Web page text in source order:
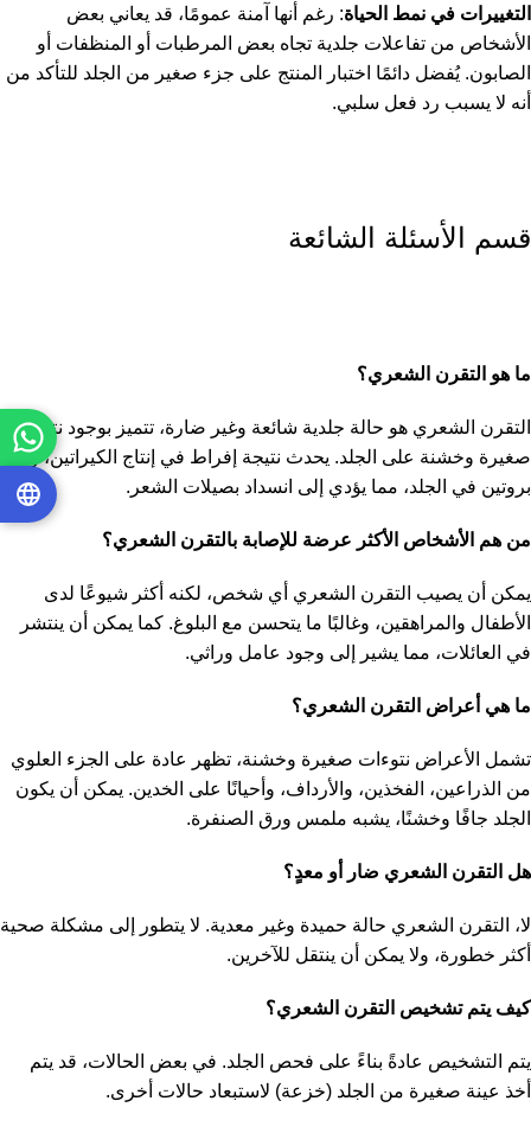
التغييرات في نمط الحياة: رغم أنها آمنة عمومًا، قد يعاني بعض
الأشخاص من تفاعلات جلدية تجاه بعض المرطبات أو المنظفات أو
الصابون. يُفضل دائمًا اختبار المنتج على جزء صغير من الجلد للتأكد من
أنه لا يسبب رد فعل سلبي.
قسم الأسئلة الشائعة
ما هو التقرن الشعري؟
التقرن الشعري هو حالة جلدية شائعة وغير ضارة، تتميز بوجود نتوءات
صغيرة وخشنة على الجلد. يحدث نتيجة إفراط في إنتاج الكيراتين، وهو
بروتين في الجلد، مما يؤدي إلى انسداد بصيلات الشعر.
من هم الأشخاص الأكثر عرضة للإصابة بالتقرن الشعري؟
يمكن أن يصيب التقرن الشعري أي شخص، لكنه أكثر شيوعًا لدى
الأطفال والمراهقين، وغالبًا ما يتحسن مع البلوغ. كما يمكن أن ينتشر
في العائلات، مما يشير إلى وجود عامل وراثي.
ما هي أعراض التقرن الشعري؟
تشمل الأعراض نتوءات صغيرة وخشنة، تظهر عادة على الجزء العلوي
من الذراعين، الفخذين، والأرداف، وأحيانًا على الخدين. يمكن أن يكون
الجلد جافًا وخشنًا، يشبه ملمس ورق الصنفرة.
هل التقرن الشعري ضار أو معدٍ؟
لا، التقرن الشعري حالة حميدة وغير معدية. لا يتطور إلى مشكلة صحية
أكثر خطورة، ولا يمكن أن ينتقل للآخرين.
كيف يتم تشخيص التقرن الشعري؟
يتم التشخيص عادةً بناءً على فحص الجلد. في بعض الحالات، قد يتم
أخذ عينة صغيرة من الجلد (خزعة) لاستبعاد حالات أخرى.